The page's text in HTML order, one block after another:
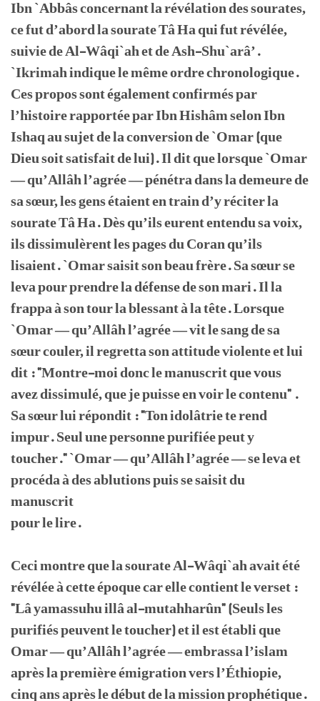
Ibn `Abbâs concernant la révélation des sourates,
ce fut d’abord la sourate Tâ Ha qui fut révélée,
suivie de Al-Wâqi`ah et de Ash-Shu`arâ’.
`Ikrimah indique le même ordre chronologique.
Ces propos sont également confirmés par
l’histoire rapportée par Ibn Hishâm selon Ibn
Ishaq au sujet de la conversion de `Omar (que
Dieu soit satisfait de lui). Il dit que lorsque `Omar
— qu’Allâh l’agrée — pénétra dans la demeure de
sa sœur, les gens étaient en train d’y réciter la
sourate Tâ Ha. Dès qu’ils eurent entendu sa voix,
ils dissimulèrent les pages du Coran qu’ils
lisaient. `Omar saisit son beau frère. Sa sœur se
leva pour prendre la défense de son mari. Il la
frappa à son tour la blessant à la tête. Lorsque
`Omar — qu’Allâh l’agrée — vit le sang de sa
sœur couler, il regretta son attitude violente et lui
dit : "Montre-moi donc le manuscrit que vous
avez dissimulé, que je puisse en voir le contenu" .
Sa sœur lui répondit : "Ton idolâtrie te rend
impur. Seul une personne purifiée peut y
toucher." `Omar — qu’Allâh l’agrée — se leva et
procéda à des ablutions puis se saisit du
manuscrit
pour le lire.
Ceci montre que la sourate Al-Wâqi`ah avait été
révélée à cette époque car elle contient le verset :
"Lâ yamassuhu illâ al-mutahharûn" (Seuls les
purifiés peuvent le toucher) et il est établi que
Omar — qu’Allâh l’agrée — embrassa l’islam
après la première émigration vers l’Éthiopie,
cinq ans après le début de la mission prophétique.